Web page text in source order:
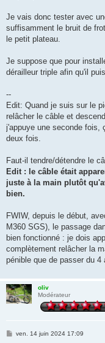
Je vais donc tester avec
suffisamment le bruit de
le petit plateau.
Je suppose que pour
dérailleur triple afin qu'il
--
Edit: Quand je suis sur le
relâcher le câble et
j'appuye une seconde
deux fois.
Faut-il tendre/détendre le
Edit : le câble était
juste à la main plutôt
bien.
FWIW, depuis le début,
M360 SGS), le passage
bien fonctionné : je dois
complètement relâcher la
pénible que de passer du 4
oliv
Modérateur
Mven. 14 juin 2024 17:09